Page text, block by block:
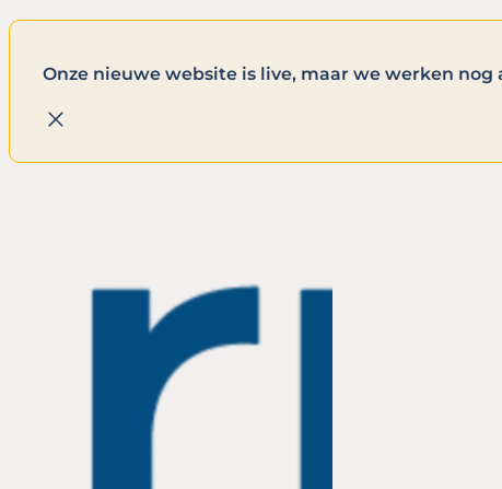
Onze nieuwe website is live, maar we werken